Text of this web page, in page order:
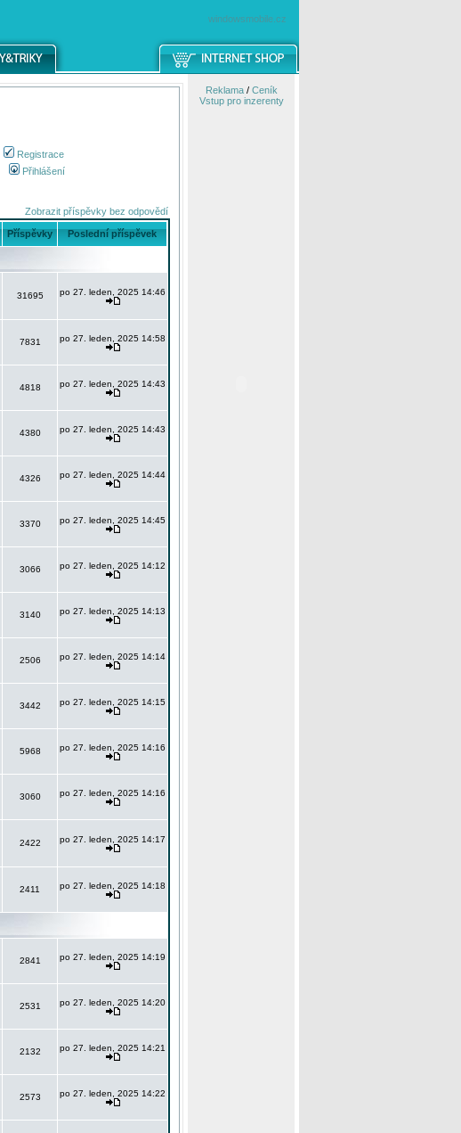
windowsmobile.cz
Registrace
Přihlášení
Zobrazit příspěvky bez odpovědí
Příspěvky Poslední příspěvek
31695 po 27. leden, 2025 14:46
7831 po 27. leden, 2025 14:58
4818 po 27. leden, 2025 14:43
4380 po 27. leden, 2025 14:43
4326 po 27. leden, 2025 14:44
3370 po 27. leden, 2025 14:45
3066 po 27. leden, 2025 14:12
3140 po 27. leden, 2025 14:13
2506 po 27. leden, 2025 14:14
3442 po 27. leden, 2025 14:15
5968 po 27. leden, 2025 14:16
3060 po 27. leden, 2025 14:16
2422 po 27. leden, 2025 14:17
2411 po 27. leden, 2025 14:18
2841 po 27. leden, 2025 14:19
2531 po 27. leden, 2025 14:20
2132 po 27. leden, 2025 14:21
2573 po 27. leden, 2025 14:22
Reklama/ Ceník
Vstup pro inzerenty